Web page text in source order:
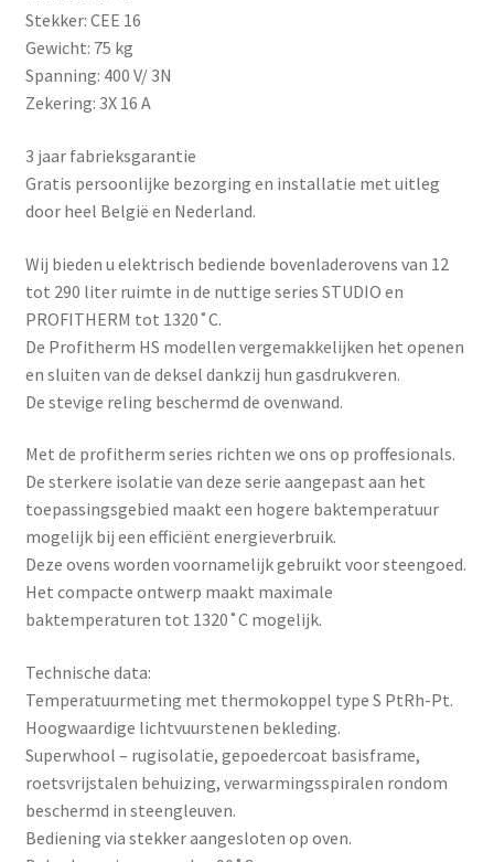
Stekker: CEE 16
Gewicht: 75 kg
Spanning: 400 V/ 3N
Zekering: 3X 16 A
3 jaar fabrieksgarantie
Gratis persoonlijke bezorging en installatie met uitleg
door heel België en Nederland.
Wij bieden u elektrisch bediende bovenladerovens van 12
tot 290 liter ruimte in de nuttige series STUDIO en
PROFITHERM tot 1320˚C.
De Profitherm HS modellen vergemakkelijken het openen
en sluiten van de deksel dankzij hun gasdrukveren.
De stevige reling beschermd de ovenwand.
Met de profitherm series richten we ons op proffesionals.
De sterkere isolatie van deze serie aangepast aan het
toepassingsgebied maakt een hogere baktemperatuur
mogelijk bij een efficiënt energieverbruik.
Deze ovens worden voornamelijk gebruikt voor steengoed.
Het compacte ontwerp maakt maximale
baktemperaturen tot 1320˚C mogelijk.
Technische data:
Temperatuurmeting met thermokoppel type S PtRh-Pt.
Hoogwaardige lichtvuurstenen bekleding.
Superwhool – rugisolatie, gepoedercoat basisframe,
roetsvrijstalen behuizing, verwarmingsspiralen rondom
beschermd in steengleuven.
Bediening via stekker aangesloten op oven.